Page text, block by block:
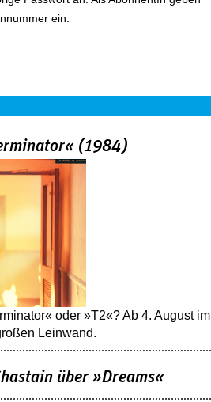
ein.
(1984)
oder »T2«? Ab 4. August im
Leinwand.
über »Dreams«